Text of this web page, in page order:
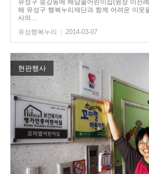
유성구 송강동에 해담솔어린이집(원장 이선
해 유성구 행복누리재단과 함께 어려운 이웃
사의…
유성행복누리
| 2014-03-07
현판행사